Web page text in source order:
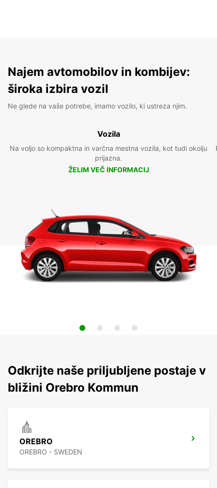
Najem avtomobilov in kombijev:
široka izbira vozil
Ne glede na vaše potrebe, imamo vozilo, ki ustreza njim.
Vozila
Na voljo so kompaktna in varčna mestna vozila, kot tudi okolju
prijazna.
ŽELIM VEČ INFORMACIJ
Odkrijte naše priljubljene postaje v
bližini Orebro Kommun
OREBRO
OREBRO - SWEDEN